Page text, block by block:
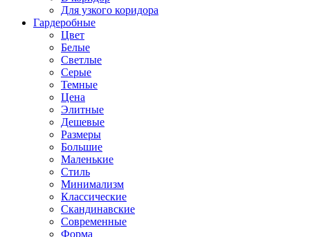
Для узкого коридора
Гардеробные
Цвет
Белые
Светлые
Серые
Темные
Цена
Элитные
Дешевые
Размеры
Большие
Маленькие
Стиль
Минимализм
Классические
Скандинавские
Современные
Форма